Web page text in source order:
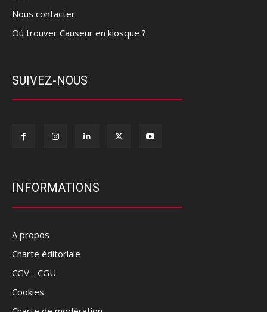
Nous contacter
Où trouver Causeur en kiosque ?
SUIVEZ-NOUS
INFORMATIONS
A propos
Charte éditoriale
CGV - CGU
Cookies